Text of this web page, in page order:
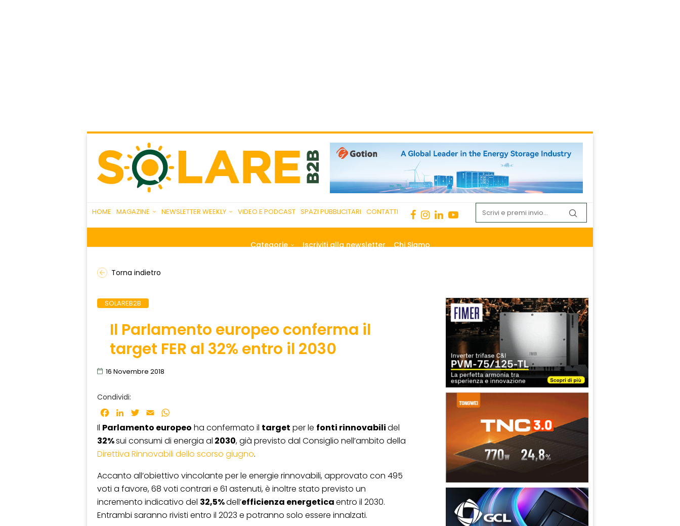
HOME MAGAZINE NEWSLETTER WEEKLY VIDEO E PODCAST SPAZI PUBBLICITARI CONTATTI
Categorie Iscriviti alla newsletter Chi Siamo
Torna indietro
SOLAREB2B
Il Parlamento europeo conferma il
target FER al 32% entro il 2030
16 Novembre 2018
Condividi:
Facebook
LinkedInTwitter
Email
Il Parlamento europeo ha confermato il target per le fonti rinnovabilidel
32%sui consumi di energia al 2030, già previsto dal Consiglio nell’ambito della
Direttiva Rinnovabili dello scorso giugno.
Accanto all’obiettivo vincolante per le energie rinnovabili, approvato con 495
voti a favore, 68 voti contrari e 61 astenuti, è inoltre stato previsto un
incremento indicativo del 32,5%dell’efficienza energeticaentro il 2030.
Entrambi saranno rivisti entro il 2023 e potranno solo essere innalzati.